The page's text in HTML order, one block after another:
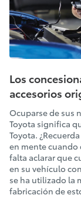
Los
accesorios
Ocuparse de sus
Toyota significa
Toyota.
en mente cuando
falta aclarar que
en su vehículo con
se ha utilizado la
fabricación de